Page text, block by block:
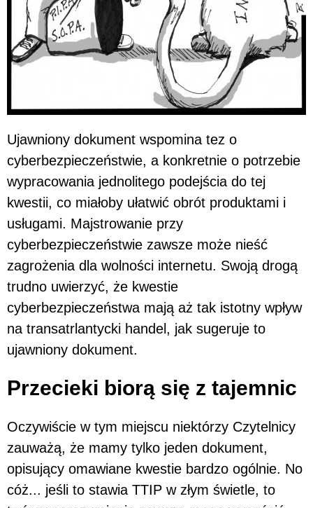
Ujawniony dokument wspomina tez o
cyberbezpieczeństwie, a konkretnie o potrzebie
wypracowania jednolitego podejścia do tej
kwestii, co miałoby ułatwić obrót produktami i
usługami. Majstrowanie przy
cyberbezpieczeństwie zawsze może nieść
zagrożenia dla wolności internetu. Swoją drogą
trudno uwierzyć, że kwestie
cyberbezpieczeństwa mają aż tak istotny wpływ
na transatrlantycki handel, jak sugeruje to
ujawniony dokument.
Przecieki biorą się z tajemnic
Oczywiście w tym miejscu niektórzy Czytelnicy
zauważą, że mamy tylko jeden dokument,
opisujący omawiane kwestie bardzo ogólnie. No
cóż... jeśli to stawia TTIP w złym świetle, to